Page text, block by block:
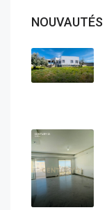
NOUVAUTÉS